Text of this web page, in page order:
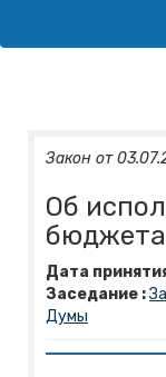
Закон от
Об
Дата
Заседание :
Думы